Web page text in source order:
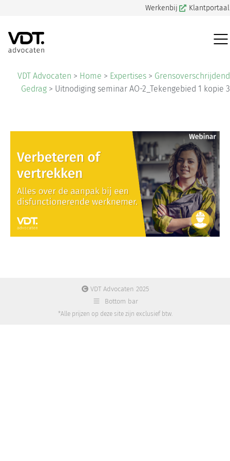
Werkenbij Klantportaal
VDT Advocaten > Home > Expertises > Grensoverschrijdend
Gedrag > Uitnodiging seminar AO-2_Tekengebied 1 kopie 3
VDT Advocaten 2025
Bottom bar
*Alle prijzen op deze site zijn exclusief btw.